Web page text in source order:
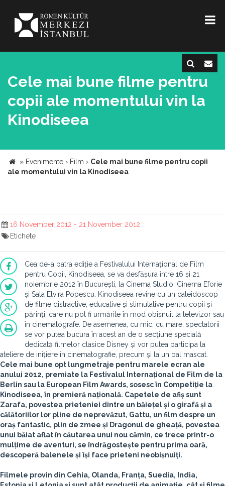
Cele mai bune filme pentru
copii ale momentului vin la
Kinodiseea
» Evenimente › Film › Cele mai bune filme pentru copii
ale momentului vin la Kinodiseea
16 November 2012 - 21 November 2012
Etichete
Cea de-a patra ediție a Festivalului Internațional de Film
pentru Copii, Kinodiseea, se va desfășura între 16 și 21
noiembrie 2012 în București, la Cinema Studio, Cinema Eforie
și Sala Elvira Popescu. Kinodiseea revine cu un caleidoscop
de filme distractive, educative şi stimulative pentru copii și
părinți, care nu pot fi urmărite în mod obișnuit la televizor sau
în cinematografe. De asemenea, cu mic, cu mare, spectatorii
se vor putea bucura în acest an de o secțiune specială
dedicată filmelor clasice Disney și vor putea participa la
ateliere de inițiere în cinematografie, precum și la un bal mascat.
Cele mai bune opt lungmetraje pentru marele ecran ale
anului 2012, premiate la Festivalul Internațional de Film de la
Berlin sau la European Film Awards, sosesc în Competiție la
Kinodiseea, în premieră națională. Capetele de afiș sunt
Zarafa, povestea prieteniei dintre un băiețel și o girafă și a
călătoriilor lor pline de neprevăzut, Gattu, un film despre un
oraș fantastic, plin de zmee și Dragonul de gheață, povestea
unui băiat aflat în căutarea unui nou cămin, ce trece printr-o
mulțime de aventuri, se îndrăgostește pentru prima oară,
descoperă balenele și își face prieteni neobișnuiți.
Filmele provin din Cehia, Olanda, Franța, Suedia, India,